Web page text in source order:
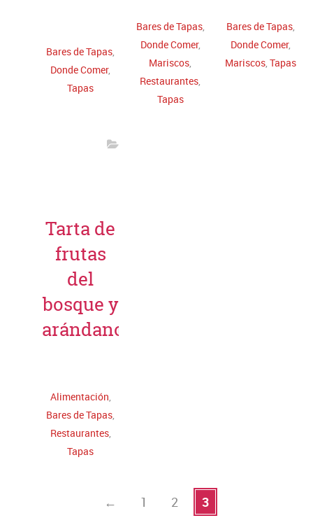
Bares de Tapas,
Donde Comer,
Tapas
Bares de Tapas,
Donde Comer,
Mariscos,
Restaurantes,
Tapas
Bares de Tapas,
Donde Comer,
Mariscos, Tapas
Tarta de
frutas
del
bosque y
arándanos
Alimentación,
Bares de Tapas,
Restaurantes,
Tapas
← 1 2 3